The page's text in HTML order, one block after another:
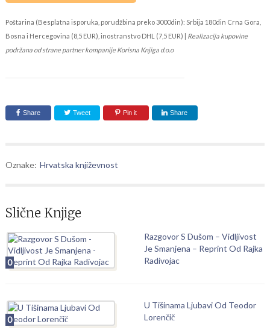
Poštarina (Besplatna isporuka, porudžbina preko 3000din): Srbija 180din Crna Gora,
Bosna i Hercegovina (8,5 EUR), inostranstvo DHL (7,5 EUR) | Realizacija kupovine
podržana od strane partner kompanije Korisna Knjiga d.o.o
Share Tweet Pin it Share
Oznake: Hrvatska književnost
Slične Knjige
0
Razgovor S Dušom – Vidljivost
Je Smanjena – Reprint Od Rajka
Radivojac
0
U Tišinama Ljubavi Od Teodor
Lorenčič